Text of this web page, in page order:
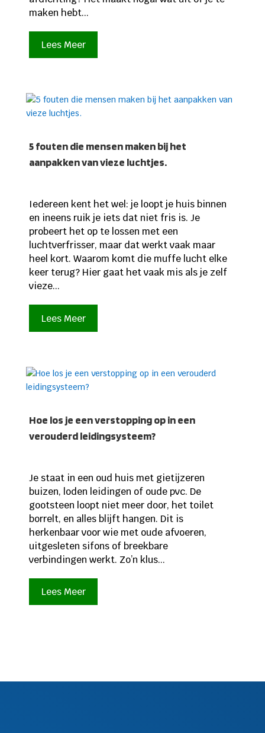
maken hebt...
Lees Meer
5 fouten die mensen maken bij het
aanpakken van vieze luchtjes.
Iedereen kent het wel: je loopt je huis binnen
en ineens ruik je iets dat niet fris is. Je
probeert het op te lossen met een
luchtverfrisser, maar dat werkt vaak maar
heel kort. Waarom komt die muffe lucht elke
keer terug? Hier gaat het vaak mis als je zelf
vieze...
Lees Meer
Hoe los je een verstopping op in een
verouderd leidingsysteem?
Je staat in een oud huis met gietijzeren
buizen, loden leidingen of oude pvc. De
gootsteen loopt niet meer door, het toilet
borrelt, en alles blijft hangen. Dit is
herkenbaar voor wie met oude afvoeren,
uitgesleten sifons of breekbare
verbindingen werkt. Zo’n klus...
Lees Meer